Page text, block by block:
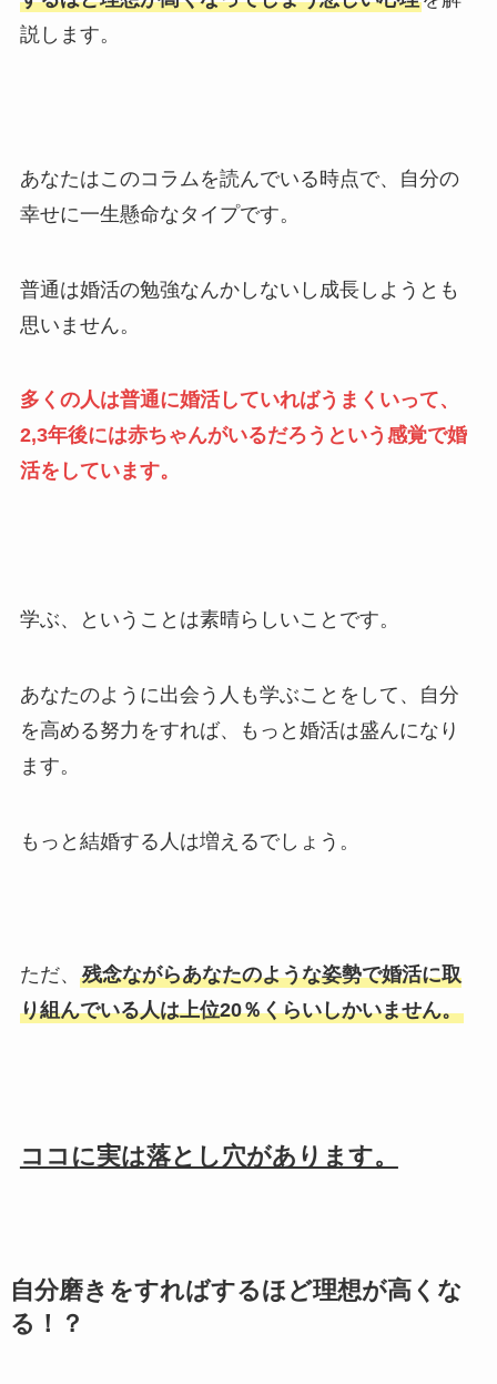
説します。
あなたはこのコラムを読んでいる時点で、自分の
幸せに一生懸命なタイプです。
普通は婚活の勉強なんかしないし成長しようとも
思いません。
多くの人は普通に婚活していればうまくいって、
2,3年後には赤ちゃんがいるだろうという感覚で婚
活をしています。
学ぶ、ということは素晴らしいことです。
あなたのように出会う人も学ぶことをして、自分
を高める努力をすれば、もっと婚活は盛んになり
ます。
もっと結婚する人は増えるでしょう。
ただ、 残念ながらあなたのような姿勢で婚活に取
り組んでいる人は上位20％くらいしかいません。
ココに実は落とし穴があります。
自分磨きをすればするほど理想が高くな
る！？